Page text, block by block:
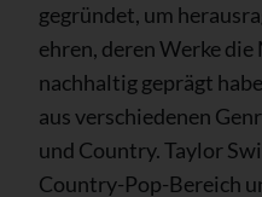
gegründet, um
ehren, deren Werke
nachhaltig geprägt
aus verschiedenen
und Country. Taylor
Country-Pop-Bereich